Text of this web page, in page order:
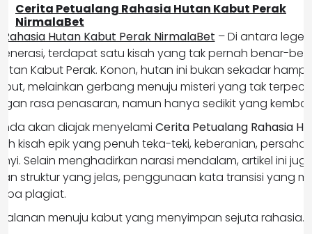
Cerita Petualang Rahasia Hutan Kabut Perak
NirmalaBet
Hutan Kabut Perak NirmalaBet – Di antara
terdapat satu kisah yang tak pernah benar-
Kabut Perak. Konon, hutan ini bukan sekadar
melainkan gerbang menuju misteri yang tak
rasa penasaran, namun hanya sedikit yang
akan diajak menyelami Cerita Petualang Rahasia
kisah epik yang penuh teka-teki, keberanian,
Selain menghadirkan narasi mendalam, artikel ini
struktur yang jelas, penggunaan kata transisi yang
plagiat.
menuju kabut yang menyimpan sejuta rahasia.